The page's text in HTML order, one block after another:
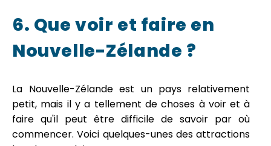
6. Que voir et faire en
Nouvelle-Zélande ?
La Nouvelle-Zélande est un pays relativement
petit, mais il y a tellement de choses à voir et à
faire qu'il peut être difficile de savoir par où
commencer. Voici quelques-unes des attractions